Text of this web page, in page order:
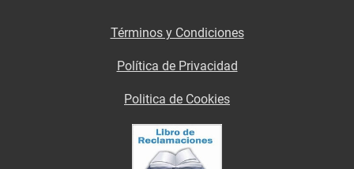
Términos y Condiciones
Política de Privacidad
Politica de Cookies